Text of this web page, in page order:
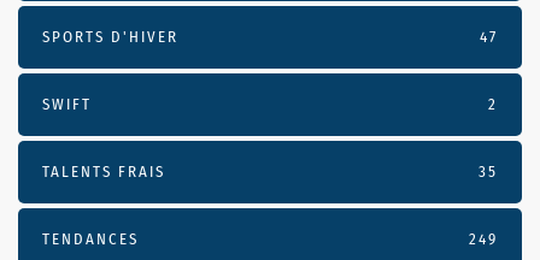
SPORTS D'HIVER 47
SWIFT 2
TALENTS FRAIS 35
TENDANCES 249